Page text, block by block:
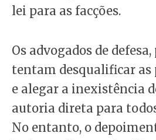
lei para as facções.
Os advogados de
tentam desqualificar as
e alegar a inexistência
autoria direta para
No entanto, o